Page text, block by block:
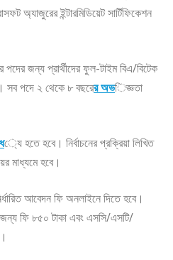
অ্যাজুরের ইন্টারমিডিয়েট সার্টিফিকেশন
পদের জন্য প্রার্থীদের ফুল-টাইম বিএ/বিটেক
সব পদে ২ থেকে ৮ বছরের অভিজ্ঞতা
্যে হতে হবে। নির্বাচনের প্রক্রিয়া লিখিত
মাধ্যমে হবে।
আবেদন ফি অনলাইনে দিতে হবে।
জন্য ফি ৮৫০ টাকা এবং এসসি/এসটি/